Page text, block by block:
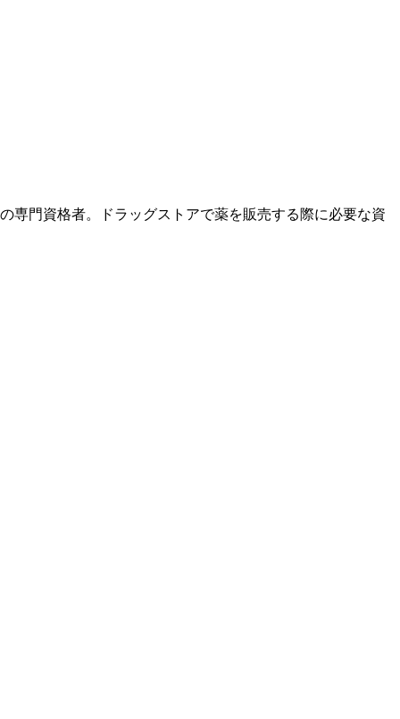
専門資格者。ドラッグストアで薬を販売する際に必要な資